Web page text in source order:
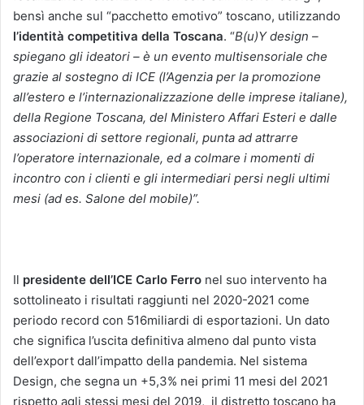
bensì anche sul “pacchetto emotivo” toscano, utilizzando
l’identità competitiva della Toscana. “B(u)Y design –
spiegano gli ideatori – è un evento multisensoriale che
grazie al sostegno di ICE (l’Agenzia per la promozione
all’estero e l’internazionalizzazione delle imprese italiane),
della Regione Toscana, del Ministero Affari Esteri e dalle
associazioni di settore regionali, punta ad attrarre
l’operatore internazionale, ed a colmare i momenti di
incontro con i clienti e gli intermediari persi negli ultimi
mesi (ad es. Salone del mobile)”.
Il presidente dell’ICE Carlo Ferro nel suo intervento ha
sottolineato i risultati raggiunti nel 2020-2021 come
periodo record con 516miliardi di esportazioni. Un dato
che significa l’uscita definitiva almeno dal punto vista
dell’export dall’impatto della pandemia. Nel sistema
Design, che segna un +5,3% nei primi 11 mesi del 2021
rispetto agli stessi mesi del 2019, il distretto toscano ha